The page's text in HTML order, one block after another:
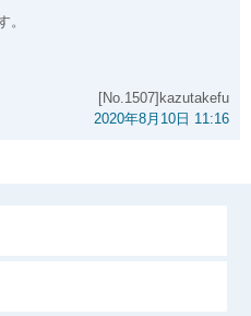
。
[No.1507]kazutakefu
2020年8月10日 11:16